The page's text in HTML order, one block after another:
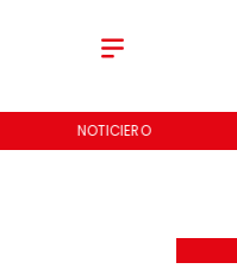
NOTICIERO